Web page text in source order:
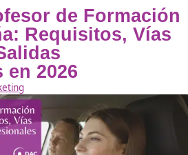
de
un Papel
de
Editorial